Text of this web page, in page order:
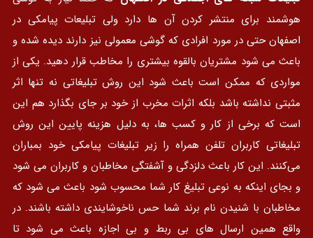
هوشمند برای منتشر کردن آن ها دارد ولی تبلیعات پیامکی در
اصفهان حتی در مورد افرادی که گوشی معمولی نیز دارند دیده شده و
باعث می شود مشتریان بالقوه بیشتری را مخاطب قرار دهید. یکی از
مواردی که ممکن است باعث شود این روش تبلیغاتی نه تنها اثر
مثبتی نداشته باشد بلکه اثرات مخرب از خود بر جای بگذارد هم این
است که برخی از کار و کسب ها، به دلیل هزینه پایین این روش
تبلیغاتی کاربران تلفن همراه را زیر تبلیغات پیامکی خود بمباران
می‌کنند. این کار باعث دلزدگی و آشفتگی مخاطبان و کاربران می شود
و بجای اینکه به نوعی تبلیغ کار شما محسوب شود باعث می شود که
مخاطبان با شنیدن نام برند شما حس ناخوشایندی داشته باشند. در
واقع همین ارسال های بی ربط و بی اجازه باعث می شود تا